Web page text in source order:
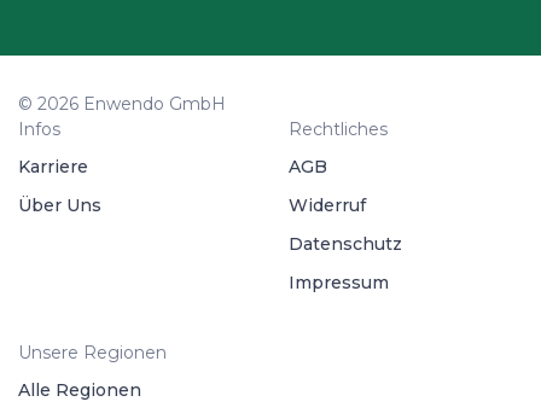
© 2026 Enwendo GmbH
Infos
Karriere
Über Uns
Rechtliches
AGB
Widerruf
Datenschutz
Impressum
Unsere Regionen
Alle Regionen